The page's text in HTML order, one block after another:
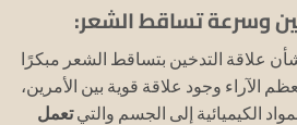
علاقة التدخين بتساقط الشعر مبكرًا
الآراء وجود علاقة قوية بين الأمرين،
الكيميائية إلى الجسم والتيتعمل